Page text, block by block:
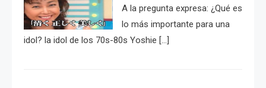
A la pregunta expresa: ¿Qué es
lo más importante para una
idol? la idol de los 70s-80s Yoshie […]